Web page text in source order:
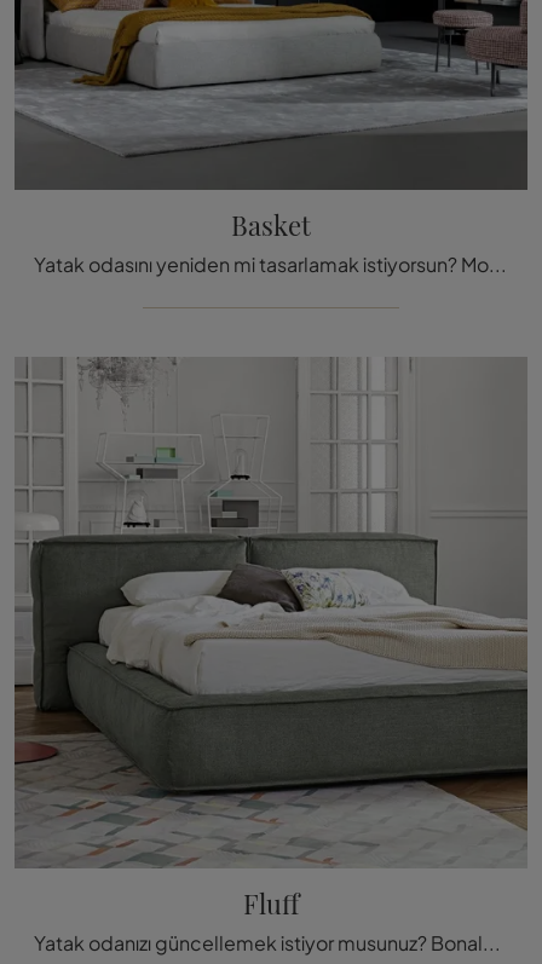
Basket
Yatak odasını yeniden mi tasarlamak istiyorsun? Modern alanlar için Bonaldo'nun Basket kumaş yatağı iş
Fluff
Yatak odanızı güncellemek istiyor musunuz? Bonaldo'nun modern alanlar için tasarlanmış pamuklu Fluff y